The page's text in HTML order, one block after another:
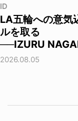
ID
LA五輪への意気
ルを取る
──IZURU
2026.08.05